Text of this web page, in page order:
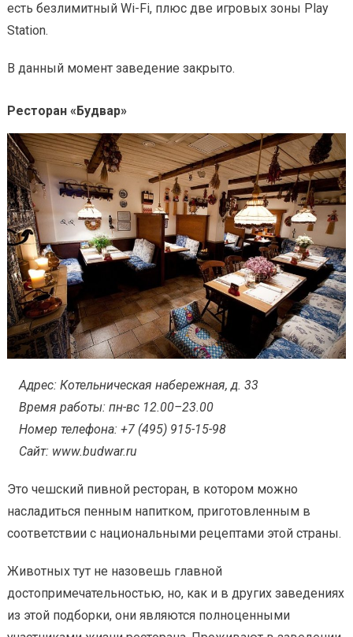
есть безлимитный Wi-Fi, плюс две игровых зоны Play
Station.
В данный момент заведение закрыто.
Ресторан «Будвар»
Адрес: Котельническая набережная, д. 33
Время работы: пн-вс 12.00–23.00
Номер телефона: +7 (495) 915-15-98
Сайт: www.budwar.ru
Это чешский пивной ресторан, в котором можно
насладиться пенным напитком, приготовленным в
соответствии с национальными рецептами этой страны.
Животных тут не назовешь главной
достопримечательностью, но, как и в других заведениях
из этой подборки, они являются полноценными